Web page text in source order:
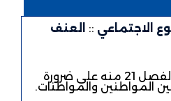
الاجتماعي :: العنف
أكد دستور 2014 ضمن الفصل 21 منه على ضرورة
المواطنين والمواطنات.